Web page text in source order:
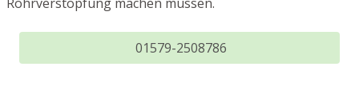
Rohrverstopfung machen müssen.
01579-2508786